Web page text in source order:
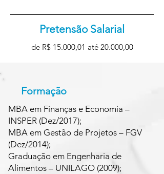
Pretensão Salarial
de R$ 15.000,01 até 20.000,00
Formação
MBA em Finanças e Economia –
INSPER (Dez/2017);
MBA em Gestão de Projetos – FGV
(Dez/2014);
Graduação em Engenharia de
Alimentos – UNILAGO (2009);